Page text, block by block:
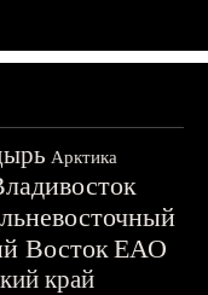
Арктика
ВостокЕАО
край